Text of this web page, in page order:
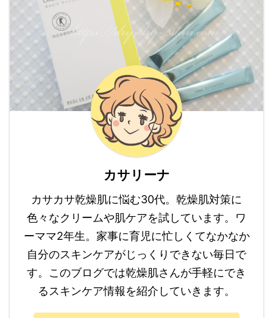
カサリーナ
カサカサ乾燥肌に悩む30代。乾燥肌対策に
色々なクリームや肌ケアを試しています。ワ
ーママ2年生。家事に育児に忙しくてなかなか
自分のスキンケアがじっくりできない毎日で
す。このブログでは乾燥肌さんが手軽にでき
るスキンケア情報を紹介していきます。